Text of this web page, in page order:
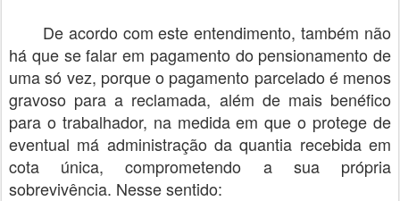
De acordo com este entendimento, também não
há que se falar em pagamento do pensionamento de
uma só vez, porque o pagamento parcelado é menos
gravoso para a reclamada, além de mais benéfico
para o trabalhador, na medida em que o protege de
eventual má administração da quantia recebida em
cota única, comprometendo a sua própria
sobrevivência. Nesse sentido: